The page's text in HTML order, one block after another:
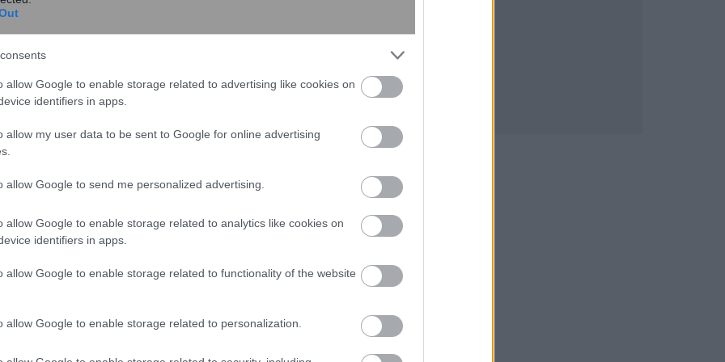
allow Google to enable storage related to advertising like cookies on
identifiers in apps.
allow my user data to be sent to Google for online advertising
allow Google to send me personalized advertising.
allow Google to enable storage related to analytics like cookies on
identifiers in apps.
allow Google to enable storage related to functionality of the website
allow Google to enable storage related to personalization.
καρτέλ και την καταβολή δωροδοκιών ώστε
προμήθεια τρένων στο μετρό στο Σάου Πάουλου
του ανταγωνισμού στη Βραζιλία (CADE)
της συνεργασίας της με τις εισαγγελικές
βάρος δημοσίων λειτουργών, κατά το δημοσίευμα
εισαγγελία της Πολιτείας δήλωσαν ότι η